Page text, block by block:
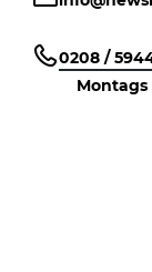
0208 /
Montags